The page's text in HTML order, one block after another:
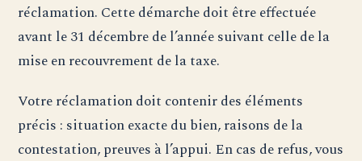
réclamation. Cette démarche doit être effectuée
avant le 31 décembre de l’année suivant celle de la
mise en recouvrement de la taxe.
Votre réclamation doit contenir des éléments
précis : situation exacte du bien, raisons de la
contestation, preuves à l’appui. En cas de refus, vous